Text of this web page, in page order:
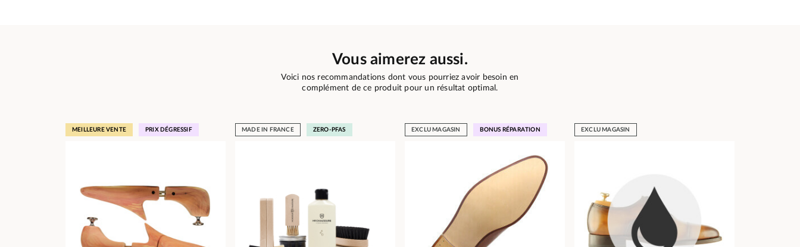
Vous aimerez aussi.
Voici nos recommandations dont vous pourriez avoir besoin en
complément de ce produit pour un résultat optimal.
MEILLEURE VENTE PRIX DÉGRESSIF MADE IN FRANCE ZERO-PFAS EXCLU MAGASIN BONUS RÉPARATION EXCLU MAGASIN